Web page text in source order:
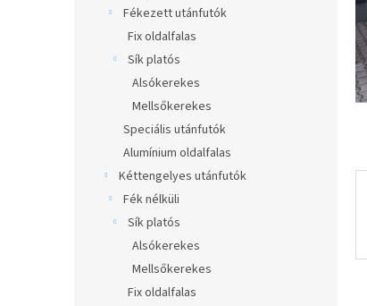
Fékezett utánfutók
Fix oldalfalas
Sík platós
Alsókerekes
Mellsőkerekes
Speciális utánfutók
Alumínium oldalfalas
Kéttengelyes utánfutók
Fék nélküli
Sík platós
Alsókerekes
Mellsőkerekes
Fix oldalfalas